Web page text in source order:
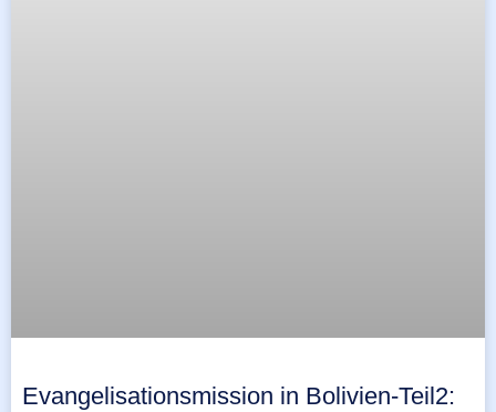
Evangelisationsmission in Bolivien-Teil2: